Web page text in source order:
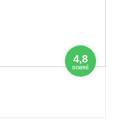
4,8
DOBRÉ